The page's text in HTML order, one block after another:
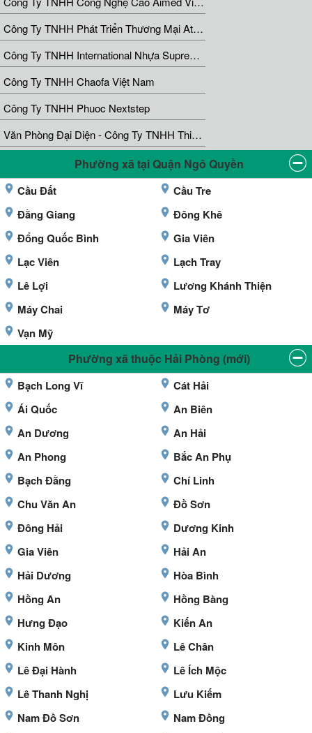
Công Ty TNHH Phát Triển Thương Mại Atgroup
Công Ty TNHH International Nhựa Supreme Việt Nam
Công Ty TNHH Chaofa Việt Nam
Công Ty TNHH Phuoc Nextstep
Văn Phòng Đại Diện - Công Ty TNHH Thiết Kế Xây Dựng & Xuất Nhập Khẩu Quảng Đạt Đông Dương
Phường xã tại Quận Ngô Quyền
Cầu Đất
Cầu Tre
Đằng Giang
Đông Khê
Đổng Quốc Bình
Gia Viên
Lạc Viên
Lạch Tray
Lê Lợi
Lương Khánh Thiện
Máy Chai
Máy Tơ
Vạn Mỹ
Phường xã thuộc Hải Phòng (mới)
Bạch Long Vĩ
Cát Hải
Ái Quốc
An Biên
An Dương
An Hải
An Phong
Bắc An Phụ
Bạch Đằng
Chí Linh
Chu Văn An
Đồ Sơn
Đông Hải
Dương Kinh
Gia Viên
Hải An
Hải Dương
Hòa Bình
Hồng An
Hồng Bàng
Hưng Đạo
Kiến An
Kinh Môn
Lê Chân
Lê Đại Hành
Lê Ích Mộc
Lê Thanh Nghị
Lưu Kiếm
Nam Đồ Sơn
Nam Đồng